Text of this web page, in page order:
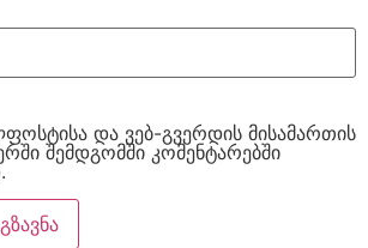
და ვებ-გვერდის მისამართის
შემდგომში კომენტარებში